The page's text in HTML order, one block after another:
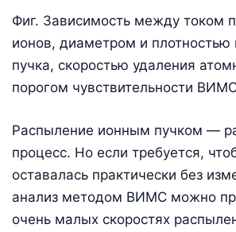
Фиг. Зависимость между током
ионов, диаметром и плотностью
пучка, скоростью удаления
порогом чувствительности
Распыление ионным пучком —
процесс. Но если требуется,
оставалась практически без
анализ методом ВИМС можно
очень малых скоростях